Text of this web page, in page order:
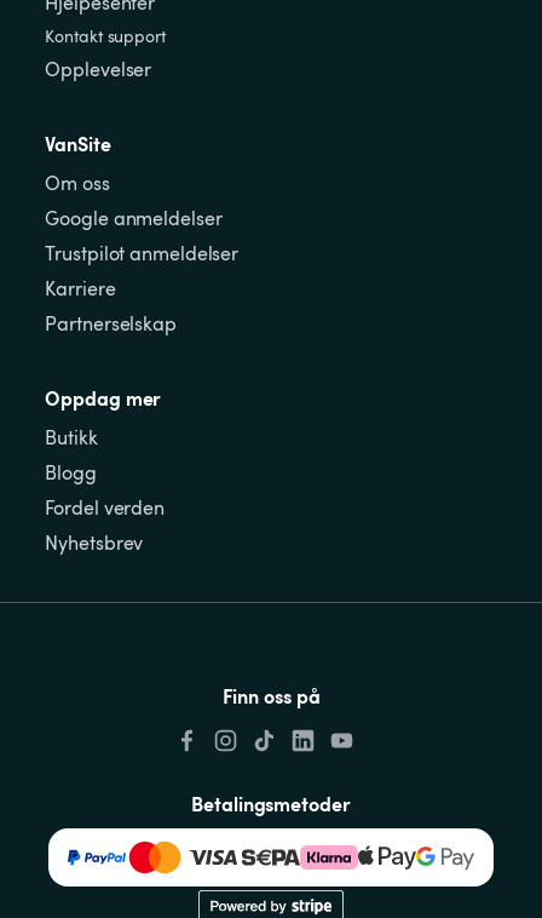
Kontakt support
Opplevelser
VanSite
Om oss
Google anmeldelser
Trustpilot anmeldelser
Karriere
Partnerselskap
Oppdag mer
Butikk
Blogg
Fordel verden
Nyhetsbrev
Finn oss på
Betalingsmetoder